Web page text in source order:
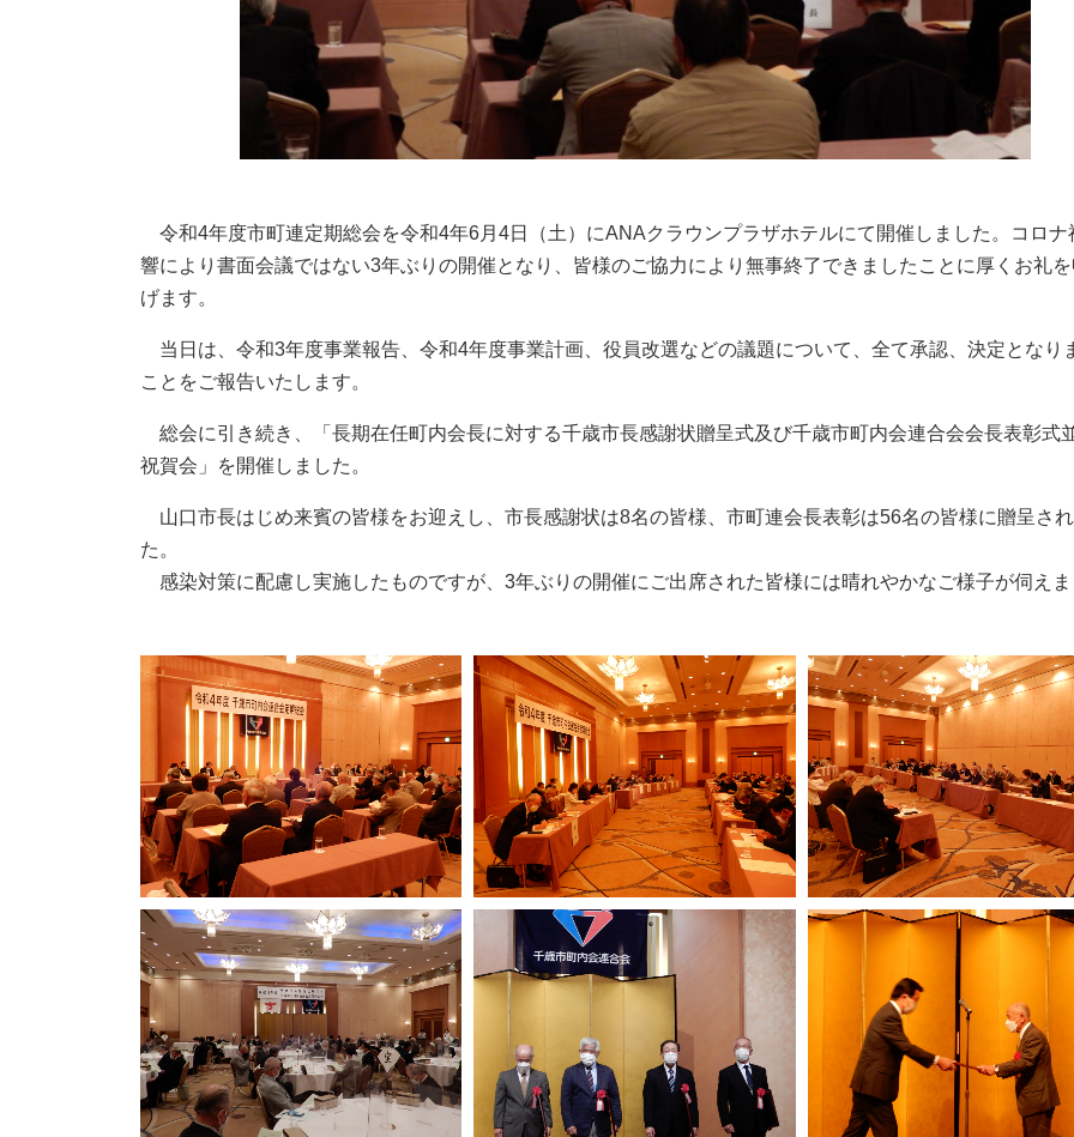
令和4年度市町連定期総会を令和4年6月4日（土）にANAクラウンプラザホテルにて開催しました。コロナ
響により書面会議ではない3年ぶりの開催となり、皆様のご協力により無事終了できましたことに厚くお礼
げます。
当日は、令和3年度事業報告、令和4年度事業計画、役員改選などの議題について、全て承認、決定となり
ことをご報告いたします。
総会に引き続き、「長期在任町内会長に対する千歳市長感謝状贈呈式及び千歳市町内会連合会会長表彰式
祝賀会」を開催しました。
山口市長はじめ来賓の皆様をお迎えし、市長感謝状は8名の皆様、市町連会長表彰は56名の皆様に贈呈さ
た。
感染対策に配慮し実施したものですが、3年ぶりの開催にご出席された皆様には晴れやかなご様子が伺え